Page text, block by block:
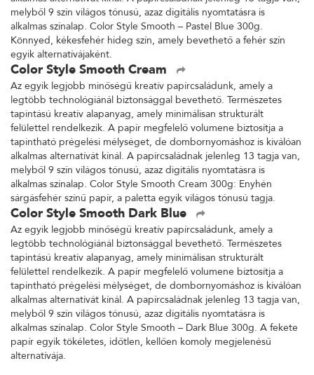
melyből 9 szín világos tónusú, azaz digitális nyomtatásra is
alkalmas színalap. Color Style Smooth – Pastel Blue 300g.
Könnyed, kékesfehér hideg szín, amely bevethető a fehér szín
egyik alternatívájaként.
Color Style Smooth Cream
Az egyik legjobb minőségű kreatív papírcsaládunk, amely a
legtöbb technológiánál biztonsággal bevethető. Természetes
tapintású kreatív alapanyag, amely minimálisan strukturált
felülettel rendelkezik. A papír megfelelő volumene biztosítja a
tapintható prégelési mélységet, de dombornyomáshoz is kiválóan
alkalmas alternatívát kínál. A papírcsaládnak jelenleg 13 tagja van,
melyből 9 szín világos tónusú, azaz digitális nyomtatásra is
alkalmas színalap. Color Style Smooth Cream 300g: Enyhén
sárgásfehér színű papír, a paletta egyik világos tónusú tagja.
Color Style Smooth Dark Blue
Az egyik legjobb minőségű kreatív papírcsaládunk, amely a
legtöbb technológiánál biztonsággal bevethető. Természetes
tapintású kreatív alapanyag, amely minimálisan strukturált
felülettel rendelkezik. A papír megfelelő volumene biztosítja a
tapintható prégelési mélységet, de dombornyomáshoz is kiválóan
alkalmas alternatívát kínál. A papírcsaládnak jelenleg 13 tagja van,
melyből 9 szín világos tónusú, azaz digitális nyomtatásra is
alkalmas színalap. Color Style Smooth – Dark Blue 300g. A fekete
papír egyik tökéletes, időtlen, kellően komoly megjelenésű
alternatívája.